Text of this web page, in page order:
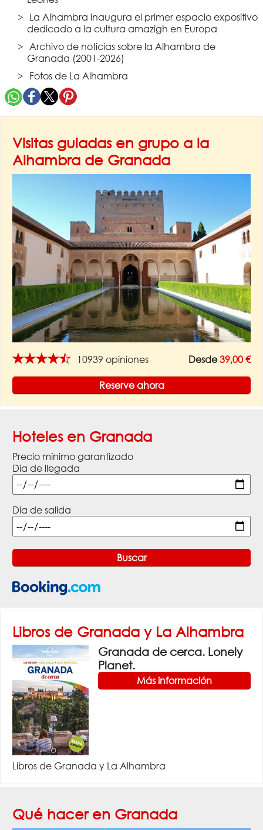
La Alhambra inaugura el primer espacio expositivo
dedicado a la cultura amazigh en Europa
Archivo de noticias sobre la Alhambra de
Granada (2001-2026)
Fotos de La Alhambra
Visitas guiadas en grupo a la
Alhambra de Granada
★★★★★ 10939 opiniones Desde39,00 €
Reserve ahora
Hoteles en Granada
Precio mínimo garantizado
Día de llegada
Día de salida
Libros de Granada y La Alhambra
Granada de cerca. Lonely
Planet.
Más información
Libros de Granada y La Alhambra
Qué hacer en Granada